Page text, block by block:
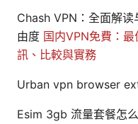
Chash VPN：全面解读
由度 国内VPN免費：
訊、比較與實務
Urban vpn browser
Esim 3gb 流量套餐怎